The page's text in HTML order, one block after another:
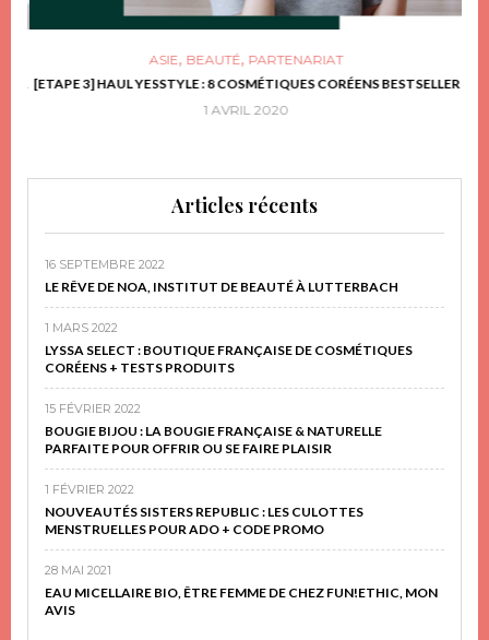
ASIE, BEAUTÉ, PARTENARIAT
[ETAPE 3] HAUL YESSTYLE : 8 COSMÉTIQUES CORÉENS BESTSELLER
1 AVRIL 2020
Articles récents
16 SEPTEMBRE 2022
LE RÊVE DE NOA, INSTITUT DE BEAUTÉ À LUTTERBACH
1 MARS 2022
LYSSA SELECT : BOUTIQUE FRANÇAISE DE COSMÉTIQUES
CORÉENS + TESTS PRODUITS
15 FÉVRIER 2022
BOUGIE BIJOU : LA BOUGIE FRANÇAISE & NATURELLE
PARFAITE POUR OFFRIR OU SE FAIRE PLAISIR
1 FÉVRIER 2022
NOUVEAUTÉS SISTERS REPUBLIC : LES CULOTTES
MENSTRUELLES POUR ADO + CODE PROMO
28 MAI 2021
EAU MICELLAIRE BIO, ÊTRE FEMME DE CHEZ FUN!ETHIC, MON
AVIS